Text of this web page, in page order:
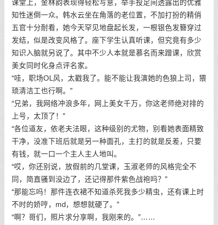
课堂上，金林韵表现得轻松写意，举手投足间透露出的优雅
知性迷倒一众。韩水云坐在角落的老位置，不加打扮的精俏
五官十分耐看，她今天罕见地盘起长发，一根银色发簪穿过
发结，似是改变风格了。座下学生认真听课，但究竟有多少
知识入脑就另说了。其中不少人本就是慕名而来蹭课，欣赏
美女同时化身点评名家。
“哇，职场OL风，太戳我了。能不能让我演她的色狼上司，猥
琐清洁工也行啊。”
“兄弟，我网络冲浪多年，网上美女千万，你这老师绝对排的
上号，太顶了！”
“各位道友，依老夫法眼，这种级别的尤物，别看她表面精致
干净，没准下班后就是另一种面孔，主打的就是反差，只要
有钱，就一口一个主人主人地叫。
“哎，你还别说，放假前的几堂课，玉淑老师的风格完全不
同，简直骚到没边了，还记得那件紫色战袍吗？”
“那能忘吗！那件连衣裙不知道杀死我多少精虫，还有课上时
不时的娇哼，md，想想就硬了。”
“啊？哥们，照片求分享啊，我刚来的。”……